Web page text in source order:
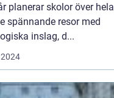
planerar skolor över hela
spännande resor med
inslag, d...